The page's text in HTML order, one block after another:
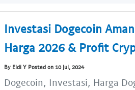
Investasi Dogecoin
Harga 2026 & Profit
By Eldi Y Posted on 10 Jul, 2024
Dogecoin, Investasi, Harga